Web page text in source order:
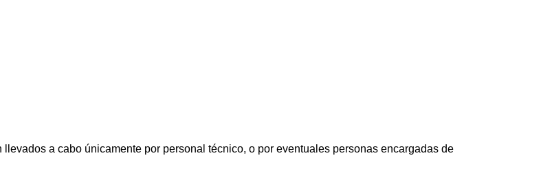
a cabo únicamente por personal técnico, o por eventuales personas encargadas de